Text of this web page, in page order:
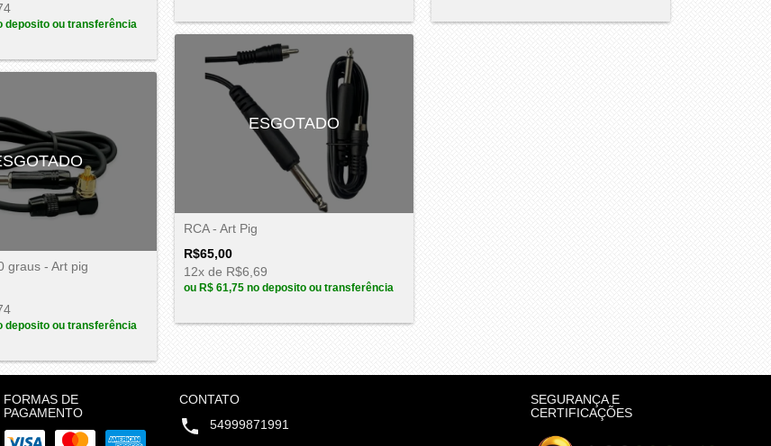
deposito ou transferência
graus - Art pig
deposito ou transferência
ESGOTADO
RCA - Art Pig
R$65,00
12x de R$6,69
ou R$ 61,75 no deposito ou transferência
FORMAS DE
PAGAMENTO
CONTATO
54999871991
SEGURANÇA E
CERTIFICAÇÕES